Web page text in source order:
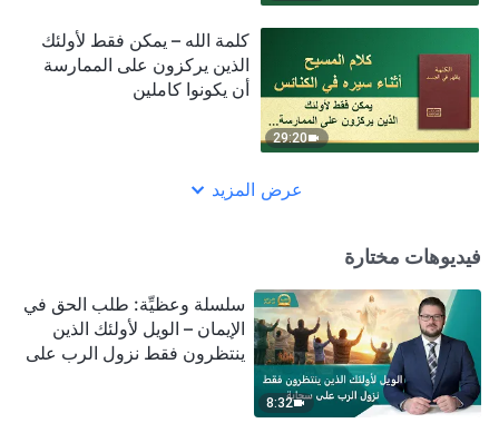
29:20
كلمة الله – يمكن فقط لأولئك
الذين يركزون على الممارسة
أن يكونوا كاملين
عرض المزيد
فيديوهات مختارة
8:32
سلسلة وعظيِّة: طلب الحق في
الإيمان – الويل لأولئك الذين
ينتظرون فقط نزول الرب على